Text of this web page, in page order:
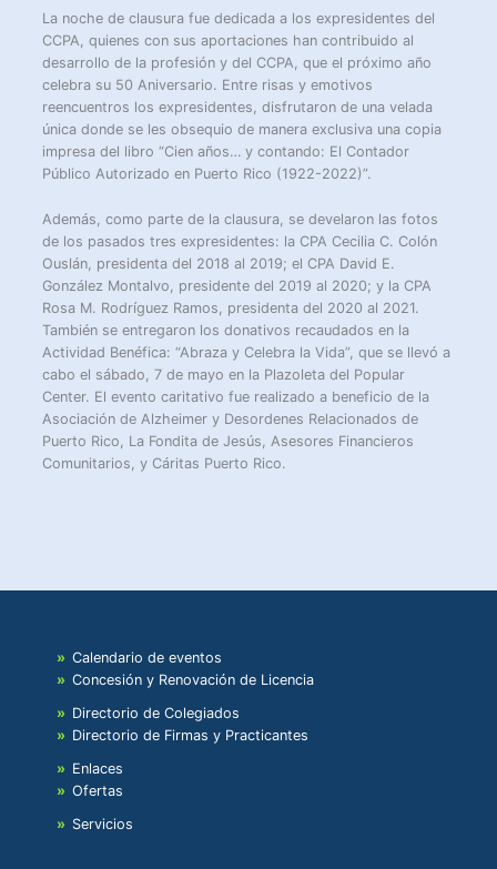
La noche de clausura fue dedicada a los expresidentes del
CCPA, quienes con sus aportaciones han contribuido al
desarrollo de la profesión y del CCPA, que el próximo año
celebra su 50 Aniversario. Entre risas y emotivos
reencuentros los expresidentes, disfrutaron de una velada
única donde se les obsequio de manera exclusiva una copia
impresa del libro “Cien años… y contando: El Contador
Público Autorizado en Puerto Rico (1922-2022)”.
Además, como parte de la clausura, se develaron las fotos
de los pasados tres expresidentes: la CPA Cecilia C. Colón
Ouslán, presidenta del 2018 al 2019; el CPA David E.
González Montalvo, presidente del 2019 al 2020; y la CPA
Rosa M. Rodríguez Ramos, presidenta del 2020 al 2021.
También se entregaron los donativos recaudados en la
Actividad Benéfica: “Abraza y Celebra la Vida”, que se llevó a
cabo el sábado, 7 de mayo en la Plazoleta del Popular
Center. El evento caritativo fue realizado a beneficio de la
Asociación de Alzheimer y Desordenes Relacionados de
Puerto Rico, La Fondita de Jesús, Asesores Financieros
Comunitarios, y Cáritas Puerto Rico.
Calendario de eventos
Concesión y Renovación de Licencia
Directorio de Colegiados
Directorio de Firmas y Practicantes
Enlaces
Ofertas
Servicios